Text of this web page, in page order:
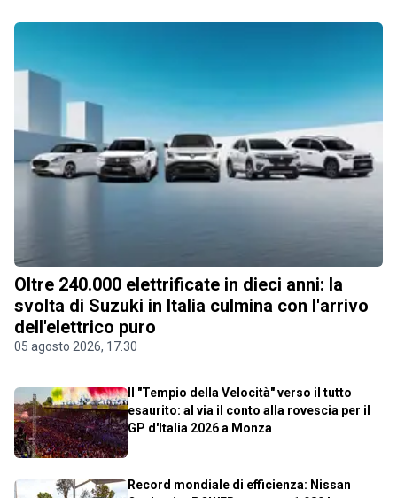
Oltre 240.000 elettrificate in dieci anni: la
svolta di Suzuki in Italia culmina con l'arrivo
dell'elettrico puro
05 agosto 2026, 17.30
Il "Tempio della Velocità" verso il tutto
esaurito: al via il conto alla rovescia per il
GP d'Italia 2026 a Monza
Record mondiale di efficienza: Nissan